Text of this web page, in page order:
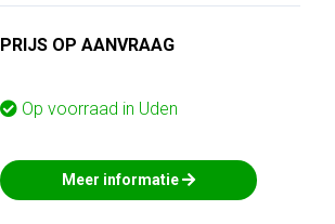
PRIJS OP AANVRAAG
Op voorraad in Uden
Meer informatie